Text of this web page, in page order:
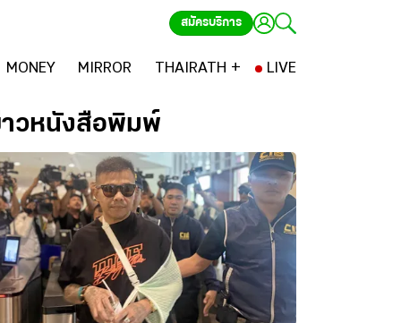
สมัครบริการ
MONEY MIRROR THAIRATH + LIVE
วหนังสือพิมพ์